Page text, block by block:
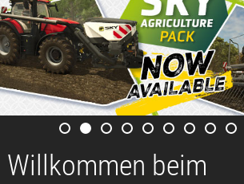
Willkommen beim